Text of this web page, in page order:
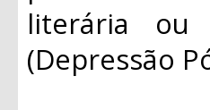
literária ou
(Depressão